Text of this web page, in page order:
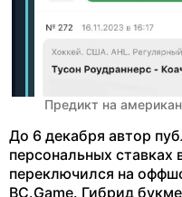
Предикт на
До 6 декабря автор
персональных ставках
переключился на
BC.Game. Гибрид